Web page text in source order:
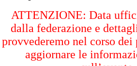
ATTENZIONE: Data
dalla federazione e
provvederemo nel corso dei
aggiornare le